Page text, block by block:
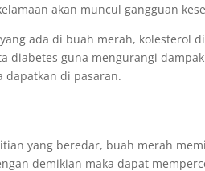
akan muncul gangguan
ada di buah merah, kolesterol
diabetes guna mengurangi
dapatkan di pasaran.
yang beredar, buah merah
demikian maka dapat